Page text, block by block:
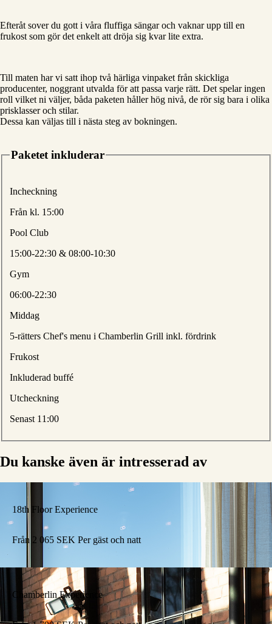
Efteråt sover du gott i våra fluffiga sängar och vaknar upp till en
frukost som gör det enkelt att dröja sig kvar lite extra.
Till maten har vi satt ihop två härliga vinpaket från skickliga
producenter, noggrant utvalda för att passa varje rätt. Det spelar ingen
roll vilket ni väljer, båda paketen håller hög nivå, de rör sig bara i olika
prisklasser och stilar.
Dessa kan väljas till i nästa steg av bokningen.
Paketet inkluderar
Incheckning
Från kl. 15:00
Pool Club
15:00-22:30 & 08:00-10:30
Gym
06:00-22:30
Middag
5-rätters Chef's menu i Chamberlin Grill inkl. fördrink
Frukost
Inkluderad buffé
Utcheckning
Senast 11:00
Du kanske även är intresserad av
18th Floor Experience
Från 2 065 SEK Per gäst och natt
Chamberlin Experience